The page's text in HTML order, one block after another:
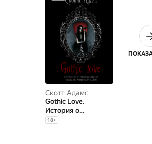
Скотт Адамс
Gothic Love.
История о
признающих только
18+